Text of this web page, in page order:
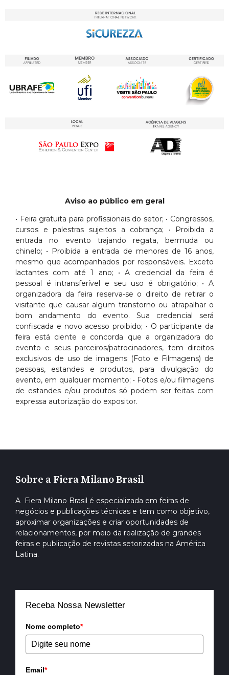
Aviso ao público em geral
• Feira gratuita para profissionais do setor; • Congressos,
cursos e palestras sujeitos a cobrança; • Proibida a
entrada no evento trajando regata, bermuda ou
chinelo; • Proibida a entrada de menores de 16 anos,
mesmo que acompanhados por responsáveis. Exceto
lactantes com até 1 ano; • A credencial da feira é
pessoal é intransferível e seu uso é obrigatório; • A
organizadora da feira reserva-se o direito de retirar o
visitante que causar algum transtorno ou atrapalhar o
bom andamento do evento. Sua credencial será
confiscada e novo acesso proibido; • O participante da
feira está ciente e concorda que a organizadora do
evento e seus parceiros/patrocinadores, tem direitos
exclusivos de uso de imagens (Foto e Filmagens) de
pessoas, estandes e produtos, para divulgação do
evento, em qualquer momento; • Fotos e/ou filmagens
de estandes e/ou produtos só podem ser feitas com
expressa autorização do expositor.
Sobre a Fiera Milano Brasil
A Fiera Milano Brasil é especializada em feiras de
negócios e publicações técnicas e tem como objetivo,
aproximar organizações e criar oportunidades de
relacionamentos, por meio da realização de grandes
feiras e publicação de revistas setorizadas na América
Latina.
Receba Nossa Newsletter
Nome completo*
Email*